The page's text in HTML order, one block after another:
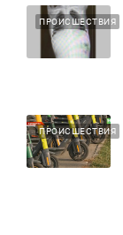
ПРОИСШЕСТВИЯ
ПРОИСШЕСТВИЯ